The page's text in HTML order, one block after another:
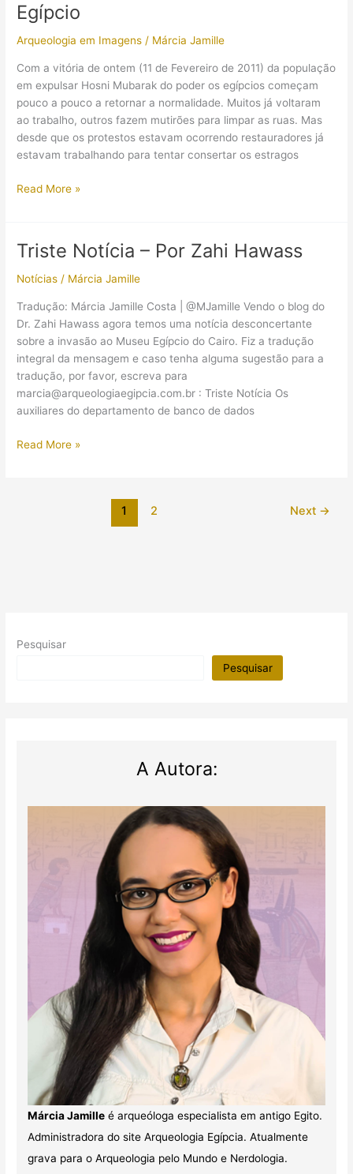
Egípcio
Arqueologia em Imagens / Márcia Jamille
Com a vitória de ontem (11 de Fevereiro de 2011) da população
em expulsar Hosni Mubarak do poder os egípcios começam
pouco a pouco a retornar a normalidade. Muitos já voltaram
ao trabalho, outros fazem mutirões para limpar as ruas. Mas
desde que os protestos estavam ocorrendo restauradores já
estavam trabalhando para tentar consertar os estragos
Restauração
Museu
Egípcio
Read More »
Triste Notícia – Por Zahi Hawass
Notícias / Márcia Jamille
Tradução: Márcia Jamille Costa | @MJamille Vendo o blog do
Dr. Zahi Hawass agora temos uma notícia desconcertante
sobre a invasão ao Museu Egípcio do Cairo. Fiz a tradução
integral da mensagem e caso tenha alguma sugestão para a
tradução, por favor, escreva para
marcia@arqueologiaegipcia.com.br : Triste Notícia Os
auxiliares do departamento de banco de dados
Triste
Read More »
1 2 Next →
Pesquisar
Pesquisar
A Autora:
Márcia Jamilleé arqueóloga especialista em antigo Egito.
Administradora do site Arqueologia Egípcia. Atualmente
grava para o Arqueologia pelo Mundo e Nerdologia.